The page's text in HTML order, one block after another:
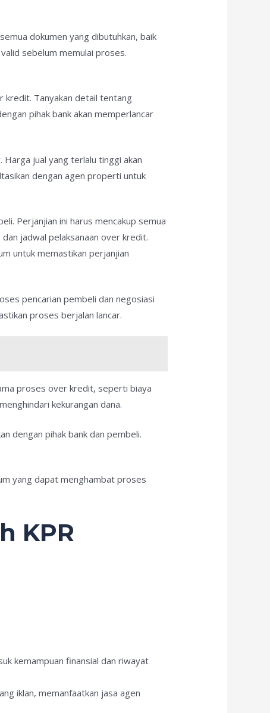
dokumen yang dibutuhkan, baik
sebelum memulai proses.
kredit. Tanyakan detail tentang
pihak bank akan memperlancar
jual yang terlalu tinggi akan
dengan agen properti untuk
Perjanjian ini harus mencakup semua
jadwal pelaksanaan over kredit.
untuk memastikan perjanjian
pencarian pembeli dan negosiasi
proses berjalan lancar.
proses over kredit, seperti biaya
kekurangan dana.
dengan pihak bank dan pembeli.
yang dapat menghambat proses
KPR
kemampuan finansial dan riwayat
iklan, memanfaatkan jasa agen